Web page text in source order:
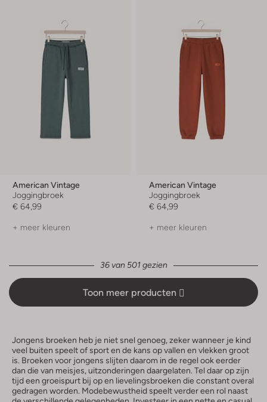
American Vintage
Joggingbroek
€ 64,99
+ meer kleuren
American Vintage
Joggingbroek
€ 64,99
+ meer kleuren
36 van 501 gezien
Toon meer producten
Jongens broeken heb je niet snel genoeg, zeker wanneer je kind
veel buiten speelt of sport en de kans op vallen en vlekken groot
is. Broeken voor jongens slijten daarom in de regel ook eerder
dan die van meisjes, uitzonderingen daargelaten. Tel daar op zijn
tijd een groeispurt bij op en lievelingsbroeken die constant overal
gedragen worden. Modebewustheid speelt verder een rol naast